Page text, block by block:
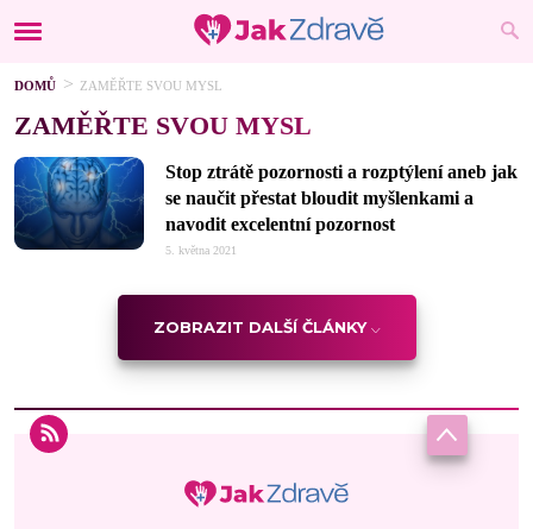
DOMŮ ZAMĚŘTE SVOU MYSL
ZAMĚŘTE SVOU MYSL
Stop ztrátě pozornosti a rozptýlení aneb jak
se naučit přestat bloudit myšlenkami a
navodit excelentní pozornost
5. května 2021
ZOBRAZIT DALŠÍ ČLÁNKY